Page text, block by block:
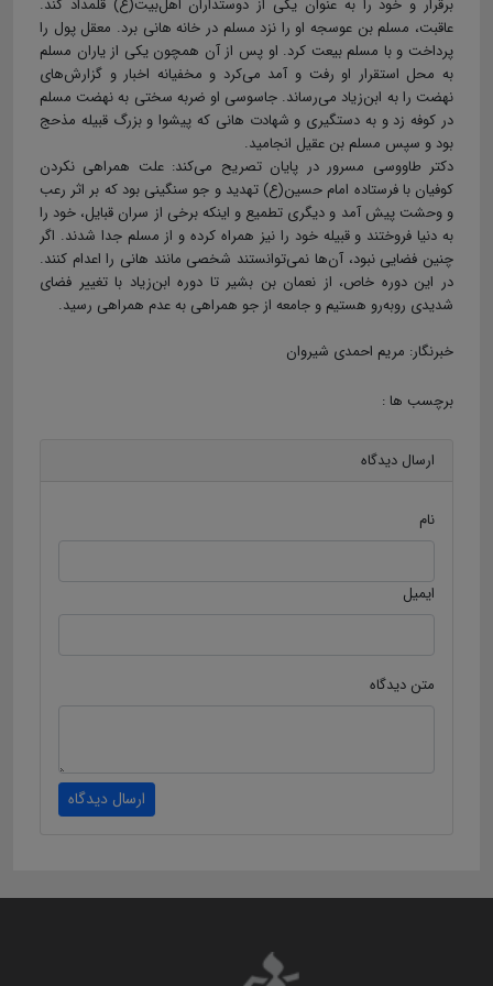
برقرار و خود را به عنوان یکی از دوستداران اهل‌بیت(ع) قلمداد کند.
عاقبت، مسلم بن عوسجه او را نزد مسلم در خانه هانی برد. معقل پول را
پرداخت و با مسلم بیعت کرد. او پس از آن همچون یکی از یاران مسلم
به محل استقرار او رفت و آمد مى‌كرد و مخفيانه اخبار و گزارش‌هاى
نهضت را به ابن‌زياد مى‌رساند. جاسوسى او ضربه سختى به‌ نهضت مسلم
در كوفه زد و به دستگيرى و شهادت ‌هانى‌ که پیشوا و بزرگ قبیله مذحج
بود و سپس مسلم بن عقيل ‌انجاميد.
دکتر طاووسی مسرور در پایان تصریح می‌کند: علت همراهی نکردن
کوفیان با فرستاده امام حسین(ع) تهدید و جو سنگینی بود که بر اثر رعب
و وحشت پیش آمد و دیگری تطمیع و اینکه برخی از سران قبایل، خود را
به دنیا فروختند و قبیله خود را نیز همراه کرده و از مسلم جدا شدند. اگر
چنین فضایی نبود، آن‌ها نمی‌توانستند شخصی مانند هانی را اعدام کنند.
در این دوره خاص، از نعمان بن بشیر تا دوره ابن‌زیاد با تغییر فضای
شدیدی روبه‌رو هستیم و جامعه از جو همراهی به عدم همراهی رسید.
خبرنگار: مریم احمدی شیروان
برچسب ها :
ارسال دیدگاه
نام
ایمیل
متن دیدگاه
ارسال دیدگاه